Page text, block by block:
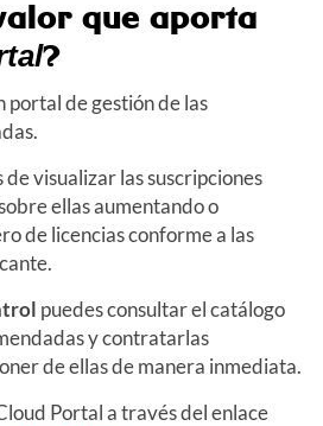
que aporta
?
portal de gestión de las
visualizar las suscripciones
ellas aumentando o
de licencias conforme a las
puedes consultar el catálogo
y contratarlas
de ellas de manera inmediata.
Portal a través del enlace